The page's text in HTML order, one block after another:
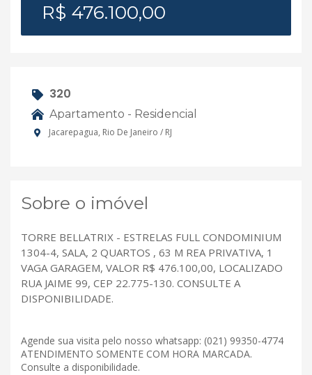
R$ 476.100,00
320
Apartamento - Residencial
Jacarepagua, Rio De Janeiro / RJ
Sobre o imóvel
TORRE BELLATRIX - ESTRELAS FULL CONDOMINIUM
1304-4, SALA, 2 QUARTOS , 63 M REA PRIVATIVA, 1
VAGA GARAGEM, VALOR R$ 476.100,00, LOCALIZADO
RUA JAIME 99, CEP 22.775-130. CONSULTE A
DISPONIBILIDADE.
Agende sua visita pelo nosso whatsapp: (021) 99350-4774
ATENDIMENTO SOMENTE COM HORA MARCADA.
Consulte a disponibilidade.